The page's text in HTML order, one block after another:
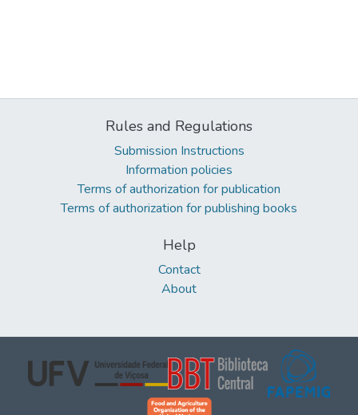
Rules and Regulations
Submission Instructions
Information policies
Terms of authorization for publication
Terms of authorization for publishing books
Help
Contact
About